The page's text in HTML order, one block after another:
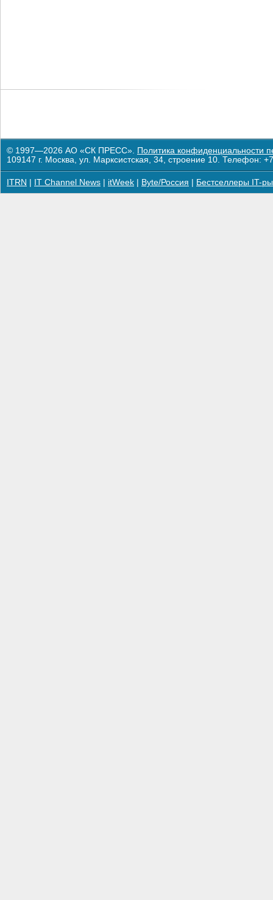
© 1997—2026 АО «СК ПРЕСС». Политика конфиденциальности
109147 г. Москва, ул. Марксистская, 34, строение 10. Телефон:
ITRN IT Channel News itWeek Byte/Россия Бестселлеры IT-